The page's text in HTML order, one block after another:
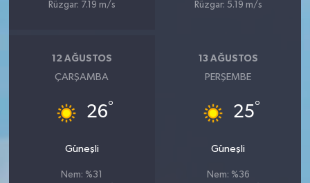
Rüzgar: 7.19 m/s
Rüzgar: 5.19 m/s
12 AĞUSTOS
ÇARŞAMBA
26°
Güneşli
Nem: %31
13 AĞUSTOS
PERŞEMBE
25°
Güneşli
Nem: %36